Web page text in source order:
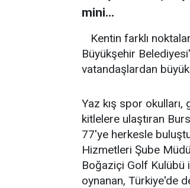
mini...
Kentin farklı
Büyükşehir
vatandaşlardan
Yaz kış spor
kitlelere ulaştıran
77'ye herkesle
Hizmetleri Şube
Boğaziçi Golf Kulübü
oynanan, Türkiye'de